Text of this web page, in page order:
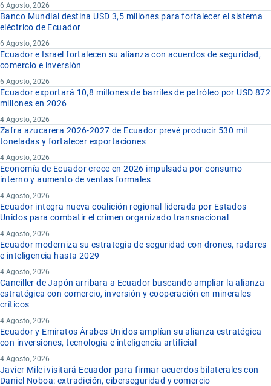
6 Agosto, 2026
Banco Mundial destina USD 3,5 millones para fortalecer el sistema
eléctrico de Ecuador
6 Agosto, 2026
Ecuador e Israel fortalecen su alianza con acuerdos de seguridad,
comercio e inversión
6 Agosto, 2026
Ecuador exportará 10,8 millones de barriles de petróleo por USD 872
millones en 2026
4 Agosto, 2026
Zafra azucarera 2026-2027 de Ecuador prevé producir 530 mil
toneladas y fortalecer exportaciones
4 Agosto, 2026
Economía de Ecuador crece en 2026 impulsada por consumo
interno y aumento de ventas formales
4 Agosto, 2026
Ecuador integra nueva coalición regional liderada por Estados
Unidos para combatir el crimen organizado transnacional
4 Agosto, 2026
Ecuador moderniza su estrategia de seguridad con drones, radares
e inteligencia hasta 2029
4 Agosto, 2026
Canciller de Japón arribara a Ecuador buscando ampliar la alianza
estratégica con comercio, inversión y cooperación en minerales
críticos
4 Agosto, 2026
Ecuador y Emiratos Árabes Unidos amplían su alianza estratégica
con inversiones, tecnología e inteligencia artificial
4 Agosto, 2026
Javier Milei visitará Ecuador para firmar acuerdos bilaterales con
Daniel Noboa: extradición, ciberseguridad y comercio